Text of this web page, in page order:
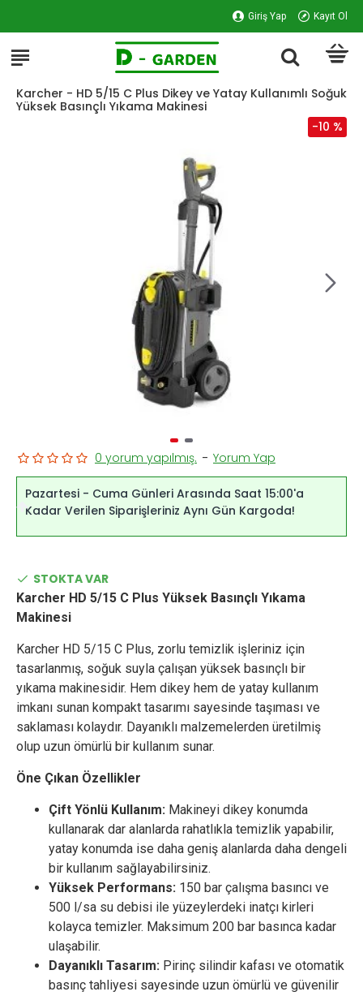
Giriş Yap Kayıt Ol
Karcher - HD 5/15 C Plus Dikey ve Yatay Kullanımlı Soğuk
Yüksek Basınçlı Yıkama Makinesi
-10 %
Pazartesi - Cuma Günleri Arasında Saat 15:00'a
Kadar Verilen Siparişleriniz Aynı Gün Kargoda!
STOKTA VAR
0 yorum yapılmış. - Yorum Yap
Karcher HD 5/15 C Plus Yüksek Basınçlı Yıkama
Makinesi
Karcher HD 5/15 C Plus, zorlu temizlik işleriniz için
tasarlanmış, soğuk suyla çalışan yüksek basınçlı bir
yıkama makinesidir. Hem dikey hem de yatay kullanım
imkanı sunan kompakt tasarımı sayesinde taşıması ve
saklaması kolaydır. Dayanıklı malzemelerden üretilmiş
olup uzun ömürlü bir kullanım sunar.
Öne Çıkan Özellikler
Çift Yönlü Kullanım: Makineyi dikey konumda
kullanarak dar alanlarda rahatlıkla temizlik yapabilir,
yatay konumda ise daha geniş alanlarda daha dengeli
bir kullanım sağlayabilirsiniz.
Yüksek Performans: 150 bar çalışma basıncı ve
500 l/sa su debisi ile yüzeylerdeki inatçı kirleri
kolayca temizler. Maksimum 200 bar basınca kadar
ulaşabilir.
Dayanıklı Tasarım: Pirinç silindir kafası ve otomatik
basınç tahliyesi sayesinde uzun ömürlü ve güvenilir